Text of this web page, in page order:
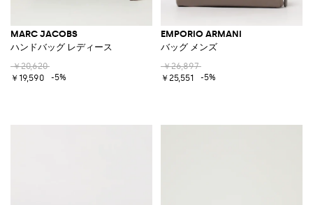
MARC JACOBS
ハンドバッグ レディース
￥20,620
￥19,590
-5%
EMPORIO ARMANI
バッグ メンズ
￥26,897
￥25,551
-5%